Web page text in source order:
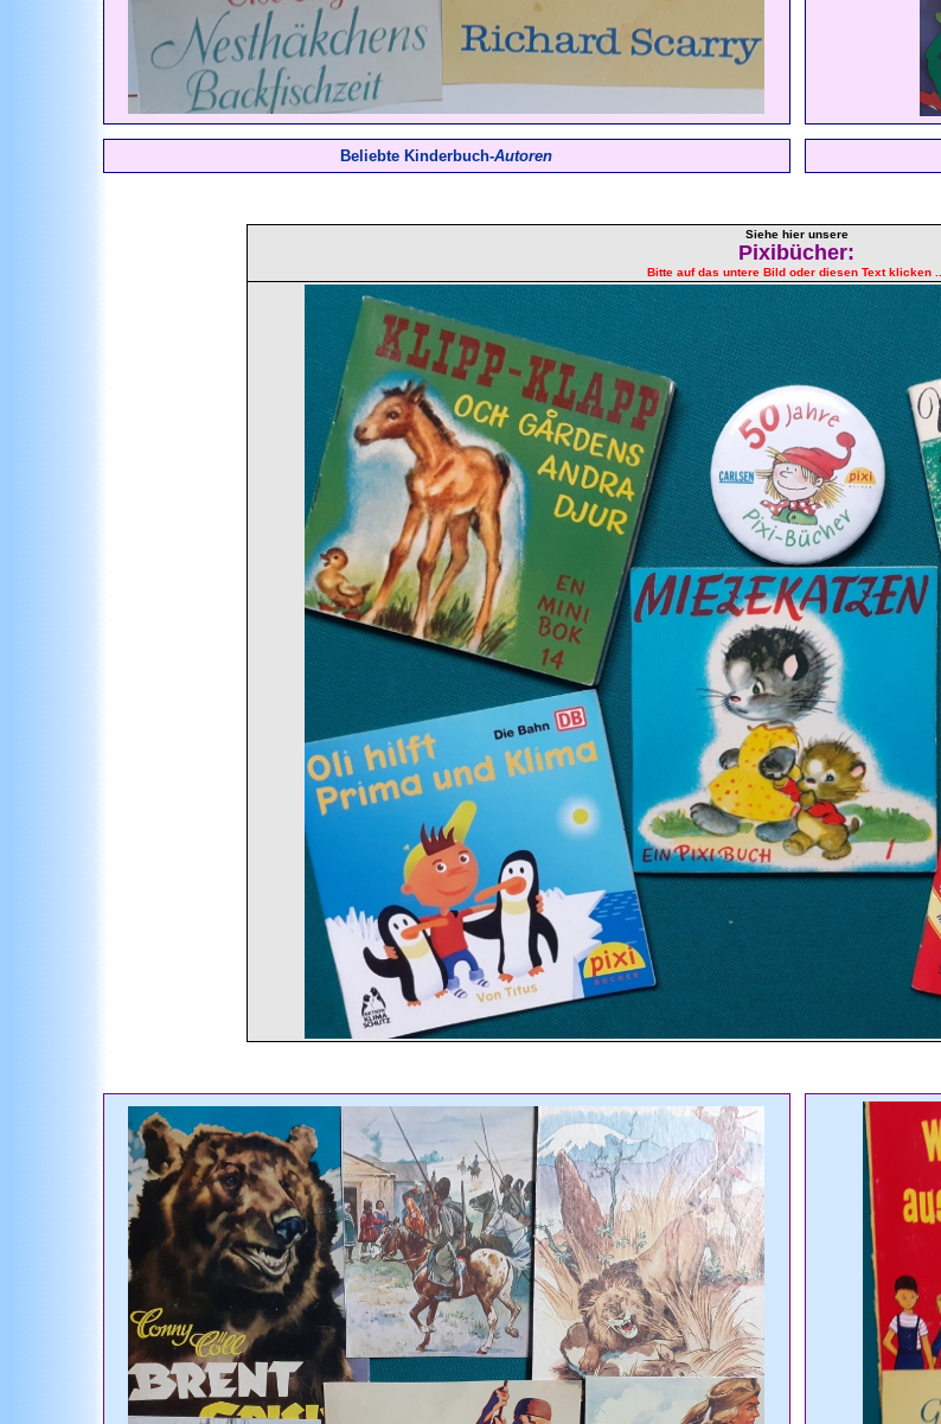
Beliebte Kinderbuch-Autoren
Siehe hier unsere
Pixibücher:
Bitte auf das untere Bild oder diesen Text klicken ...